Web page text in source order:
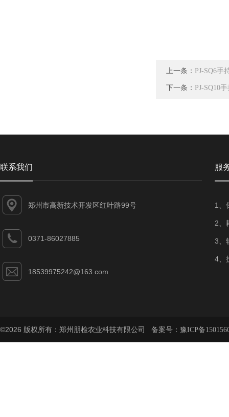
上一条： PJ-SQ6手
下一条： PJ-SQ10
联系我们
郑州市高新技术开发区红叶路99号
0371-86027885
18539975242@163.com
服
1、
2、
3、
4、
©2026 版权所有：郑州朋检农业科技有限公司 备案号： 豫ICP备